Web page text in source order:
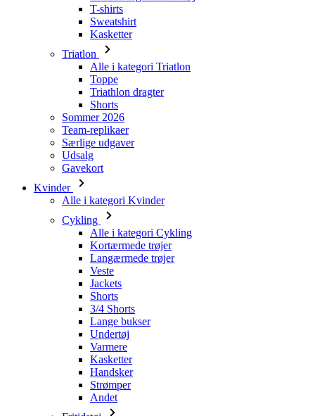
Alle i kategori Triatlon
Toppe
Triathlon dragter
Shorts
Sommer 2026
Team-replikaer
Særlige udgaver
Udsalg
Gavekort
Kvinder
Alle i kategori Kvinder
Cykling
Alle i kategori Cykling
Langærmede trøjer
Veste
Jackets
Shorts
3/4 Shorts
Lange bukser
Undertøj
Varmere
Kasketter
Handsker
Strømper
Andet
Fritidstøj
Alle i kategori Fritidstøj
T-Shirts
Sweatshirt
Kasketter